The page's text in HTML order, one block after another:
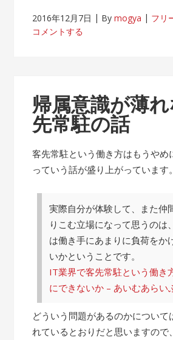
2016年12月7日 Bymogya
フリ
コメントする
帰属意識が薄
先常駐の話
客先常駐という働き方はもうやめ
っていう話が盛り上がっています。
実際自分が体験して、また仲
りこむ立場になって思うのは
は働き手にあまりに負荷をか
いかということです。
IT業界で客先常駐という働き
にできないか – あいむあらい
どういう問題があるのかについて
れているとおりだと思いますので